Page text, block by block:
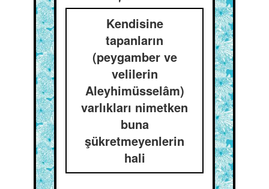
Kendisine
tapanların
(peygamber ve
velilerin
Aleyhimüsselâm)
varlıkları nimetken
buna
şükretmeyenlerin
hali